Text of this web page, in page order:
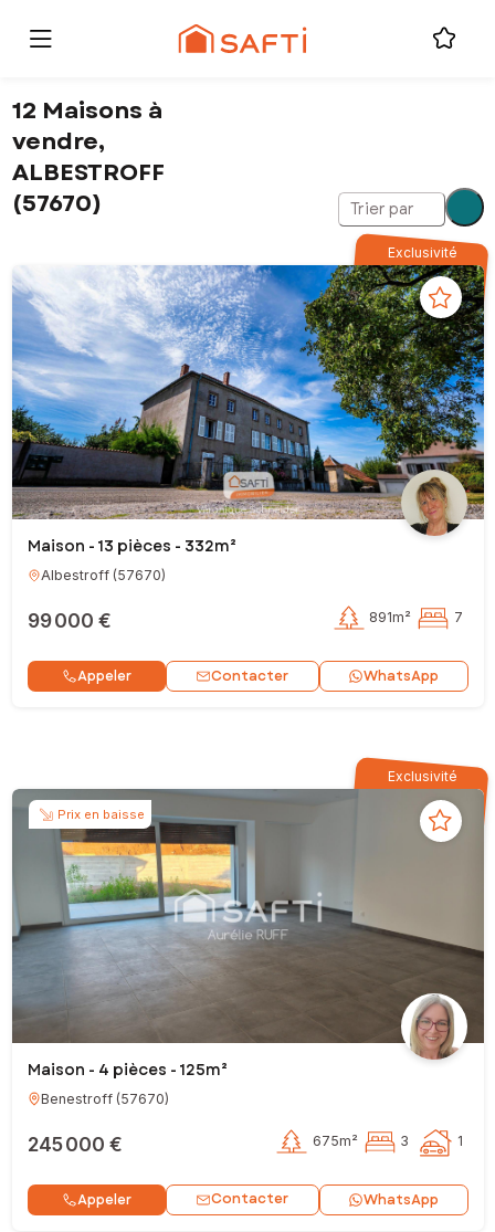
12 Maisons à
vendre,
ALBESTROFF
(57670)
Trier par
Exclusivité
Maison - 13 pièces - 332m²
Albestroff(57670)
99 000 € 891m² 7
Appeler Contacter WhatsApp
Exclusivité
Prix en baisse
Maison - 4 pièces - 125m²
Benestroff(57670)
245 000 € 675m² 3 1
Appeler Contacter WhatsApp